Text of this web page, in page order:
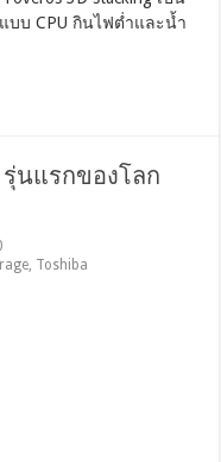
บบ CPU กินไฟต่ำและน้ำ
รุ่นแรกของโลก
, Toshiba